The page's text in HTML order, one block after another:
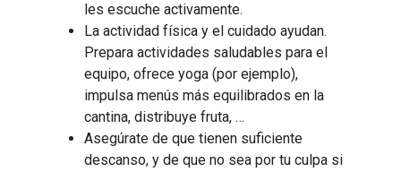
les escuche activamente.
La actividad física y el cuidado ayudan.
Prepara actividades saludables para el
equipo, ofrece yoga (por ejemplo),
impulsa menús más equilibrados en la
cantina, distribuye fruta, …
Asegúrate de que tienen suficiente
descanso, y de que no sea por tu culpa si